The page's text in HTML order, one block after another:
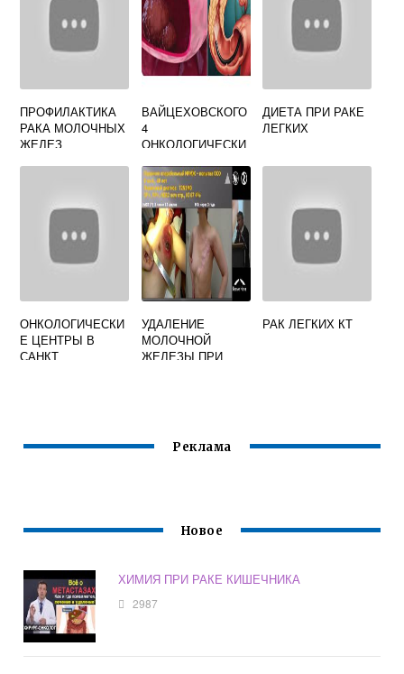
ПРОФИЛАКТИКА
РАКА МОЛОЧНЫХ
ЖЕЛЕЗ
ВАЙЦЕХОВСКОГО
4
ОНКОЛОГИЧЕСКИ
ВОРОНЕЖ
ТЕЛЕФОН
РЕГИСТРАТУРЫ
ДИЕТА ПРИ РАКЕ
ЛЕГКИХ
ОНКОЛОГИЧЕСКИ
Е ЦЕНТРЫ В
САНКТ
УДАЛЕНИЕ
МОЛОЧНОЙ
ЖЕЛЕЗЫ ПРИ
РАК ЛЕГКИХ КТ
Реклама
Новое
ХИМИЯ ПРИ РАКЕ КИШЕЧНИКА
2987